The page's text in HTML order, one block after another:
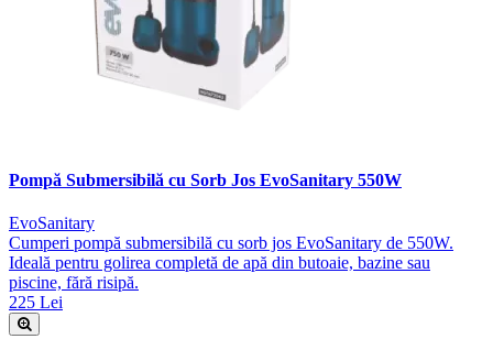
Pompă Submersibilă cu Sorb Jos EvoSanitary 550W
EvoSanitary
Cumperi pompă submersibilă cu sorb jos EvoSanitary de 550W.
Ideală pentru golirea completă de apă din butoaie, bazine sau
piscine, fără risipă.
225 Lei